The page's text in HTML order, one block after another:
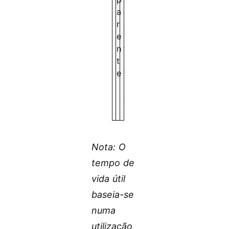
a
r
e
n
t
e
a
e
t
é
t
c
a
Nota: O
tempo de
vida útil
baseia-se
numa
utilização